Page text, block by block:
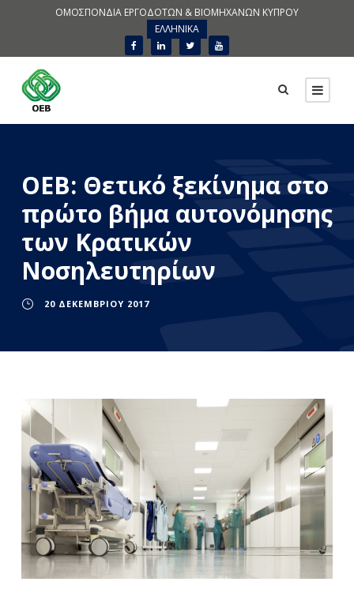
ΟΜΟΣΠΟΝΔΙΑ ΕΡΓΟΔΟΤΩΝ & ΒΙΟΜΗΧΑΝΩΝ ΚΥΠΡΟΥ
ΕΛΛΗΝΙΚΑ
ΟΕΒ: Θετικό ξεκίνημα στο
πρώτο βήμα αυτονόμησης
των Κρατικών
Νοσηλευτηρίων
20 ΔΕΚΕΜΒΡΊΟΥ 2017